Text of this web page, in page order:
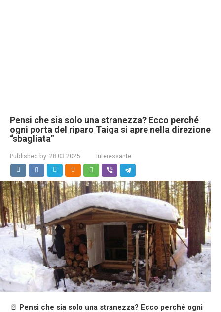
Pensi che sia solo una stranezza? Ecco perché
ogni porta del riparo Taiga si apre nella direzione
“sbagliata”
Published by: 28.03.2025 Interessante
🚪 Pensi che sia solo una stranezza? Ecco perché ogni